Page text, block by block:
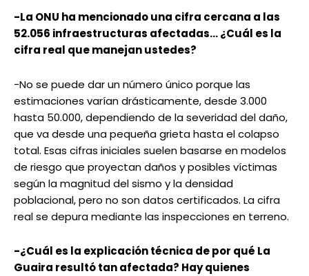
-La ONU ha mencionado una cifra cercana a las
52.056 infraestructuras afectadas… ¿Cuál es la
cifra real que manejan ustedes?
-No se puede dar un número único porque las
estimaciones varían drásticamente, desde 3.000
hasta 50.000, dependiendo de la severidad del daño,
que va desde una pequeña grieta hasta el colapso
total. Esas cifras iniciales suelen basarse en modelos
de riesgo que proyectan daños y posibles víctimas
según la magnitud del sismo y la densidad
poblacional, pero no son datos certificados. La cifra
real se depura mediante las inspecciones en terreno.
-¿Cuál es la explicación técnica de por qué La
Guaira resultó tan afectada? Hay quienes